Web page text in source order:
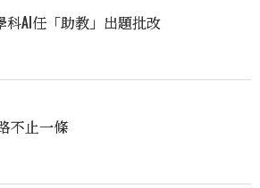
科AI任「助教」出題批改
不止一條